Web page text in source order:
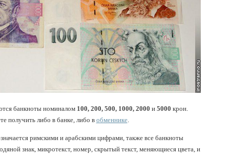
банкноты номиналом 100, 200, 500, 1000, 2000 и 5000 крон.
либо в банке, либо в обменнике.
римскими и арабскими цифрами, также все банкноты
знак, микротекст, номер, скрытый текст, меняющиеся цвета, и